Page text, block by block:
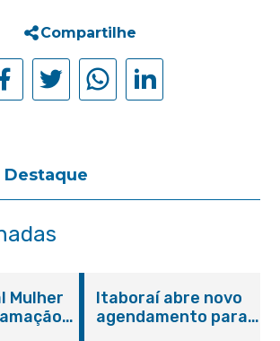
Compartilhe
Mulher
Itaboraí abre novo
agendamento para